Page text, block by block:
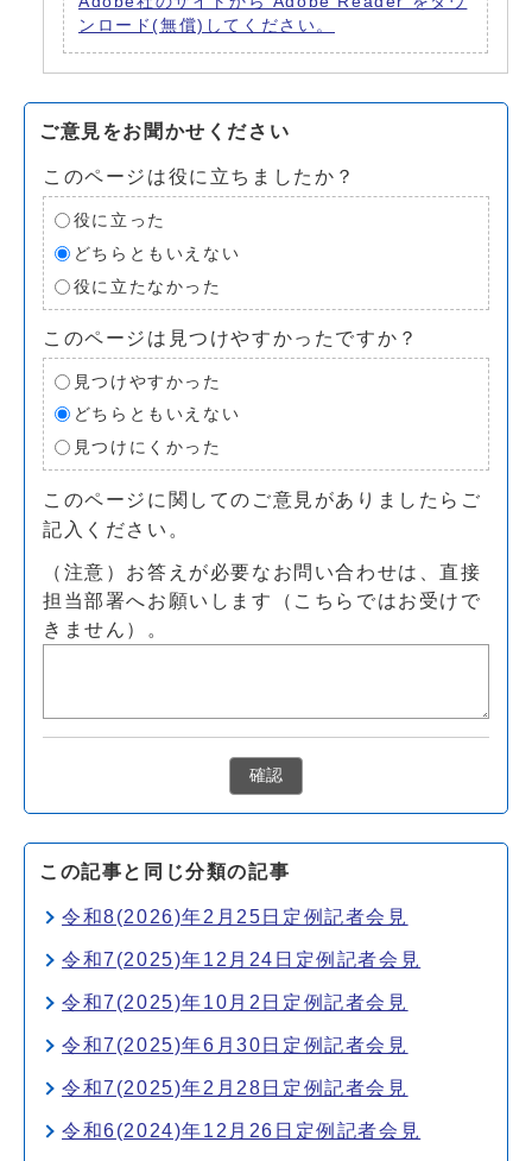
ンロード(無償)してください。
ご意見をお聞かせください
このページは役に立ちましたか？
役に立った
どちらともいえない
役に立たなかった
このページは見つけやすかったですか？
見つけやすかった
どちらともいえない
見つけにくかった
このページに関してのご意見がありましたらご
記入ください。
（注意）お答えが必要なお問い合わせは、直接
担当部署へお願いします（こちらではお受けで
きません）。
確認
この記事と同じ分類の記事
令和8(2026)年2月25日定例記者会見
令和7(2025)年12月24日定例記者会見
令和7(2025)年10月2日定例記者会見
令和7(2025)年6月30日定例記者会見
令和7(2025)年2月28日定例記者会見
令和6(2024)年12月26日定例記者会見